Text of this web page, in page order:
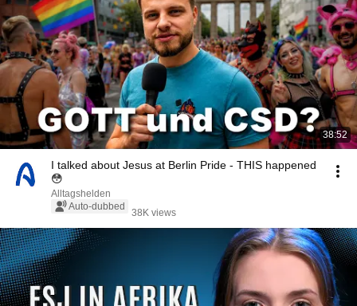
38:52
I talked about Jesus at Berlin Pride - THIS happened
😳
Alltagshelden
Auto-dubbed
38K views